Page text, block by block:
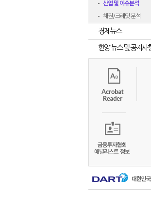
산업 및 이슈분석
채권/크레딧 분석
경제뉴스
한양 뉴스 및 공지사